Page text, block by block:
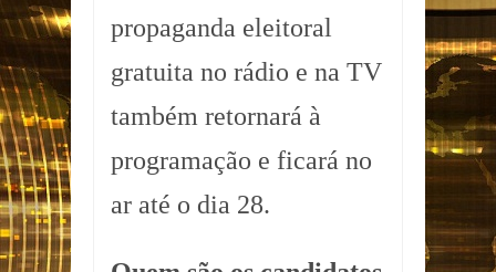
propaganda eleitoral
gratuita no rádio e na TV
também retornará à
programação e ficará no
ar até o dia 28.